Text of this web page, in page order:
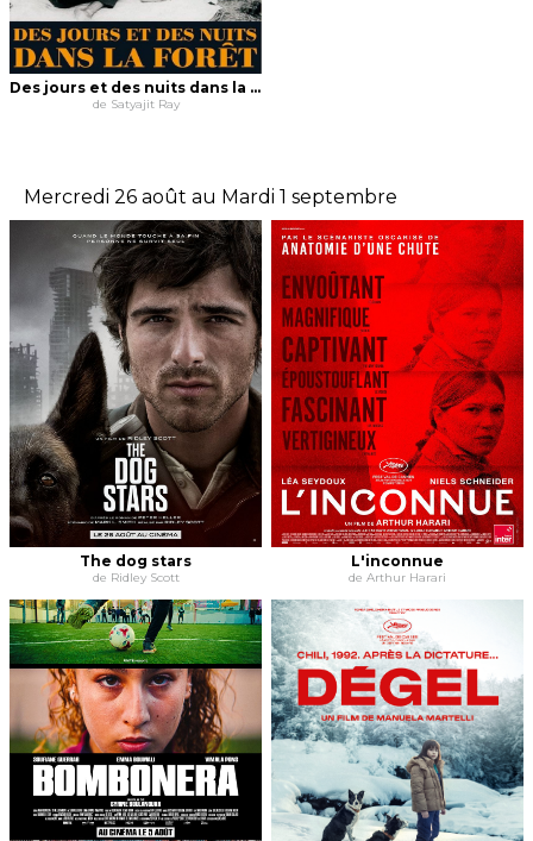
Des jours et des nuits dans la forêt
de Satyajit Ray
Mercredi 26 août au Mardi 1 septembre
The dog stars
de Ridley Scott
L'inconnue
de Arthur Harari